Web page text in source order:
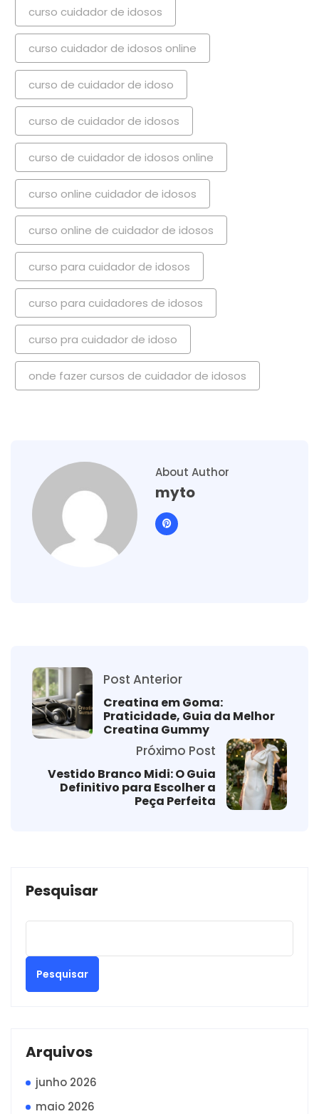
curso cuidador de idosos
curso cuidador de idosos online
curso de cuidador de idoso
curso de cuidador de idosos
curso de cuidador de idosos online
curso online cuidador de idosos
curso online de cuidador de idosos
curso para cuidador de idosos
curso para cuidadores de idosos
curso pra cuidador de idoso
onde fazer cursos de cuidador de idosos
About Author
myto
Post Anterior
Creatina em Goma:
Praticidade, Guia da Melhor
Creatina Gummy
Próximo Post
Vestido Branco Midi: O Guia
Definitivo para Escolher a
Peça Perfeita
Pesquisar
Pesquisar
Arquivos
junho 2026
maio 2026